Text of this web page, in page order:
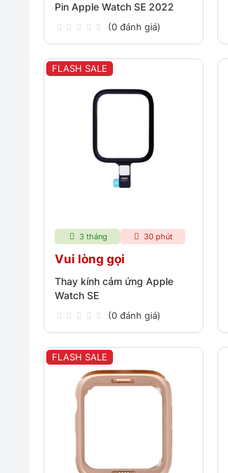
Pin Apple Watch SE 2022
(0 đánh giá)
FLASH SALE
3 tháng 30 phút
Vui lòng gọi
Thay kính cảm ứng Apple
Watch SE
(0 đánh giá)
FLASH SALE